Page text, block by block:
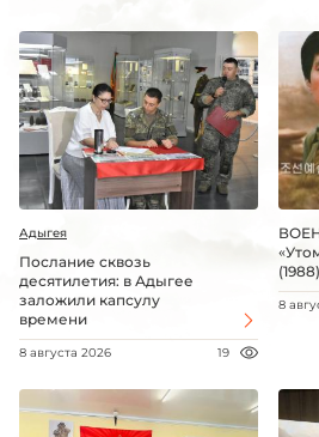
Адыгея
Послание сквозь
десятилетия: в Адыгее
заложили капсулу
времени
8 августа 2026 19
(1988)
8